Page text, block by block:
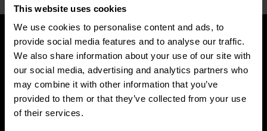
This website uses cookies
We use cookies to personalise content and ads, to
provide social media features and to analyse our traffic.
We also share information about your use of our site with
our social media, advertising and analytics partners who
may combine it with other information that you’ve
provided to them or that they’ve collected from your use
of their services.
ARTIKELEN
Laatste nieuws en blog